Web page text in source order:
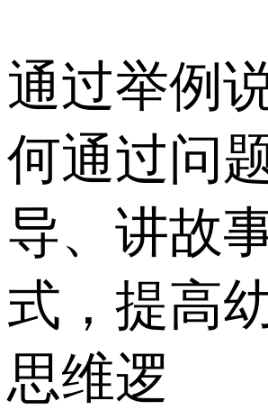
通过举例
何通过问题
导、讲故
式，提高
思维逻